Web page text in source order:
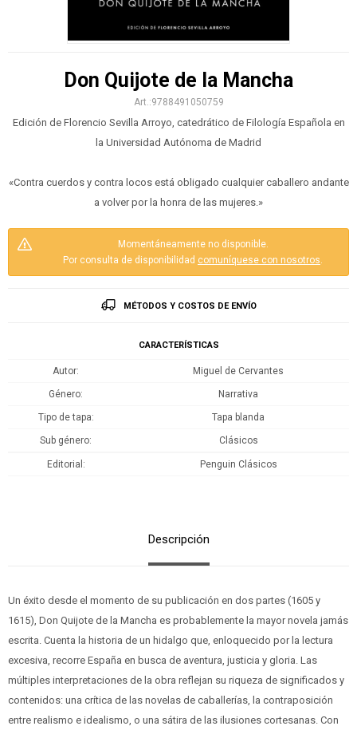
Don Quijote de la Mancha
9788491050759
Edición de Florencio Sevilla Arroyo, catedrático de Filología Española en
la Universidad Autónoma de Madrid
«Contra cuerdos y contra locos está obligado cualquier caballero andante
a volver por la honra de las mujeres.»
Momentáneamente no disponible.
Por consulta de disponibilidad comuníquese con nosotros.
MÉTODOS Y COSTOS DE ENVÍO
CARACTERÍSTICAS
Autor Miguel de Cervantes
Género Narrativa
Tipo de tapa Tapa blanda
Sub género Clásicos
Editorial Penguin Clásicos
Descripción
Un éxito desde el momento de su publicación en dos partes (1605 y
1615), Don Quijote de la Mancha es probablemente la mayor novela jamás
escrita. Cuenta la historia de un hidalgo que, enloquecido por la lectura
excesiva, recorre España en busca de aventura, justicia y gloria. Las
múltiples interpretaciones de la obra reflejan su riqueza de significados y
contenidos: una crítica de las novelas de caballerías, la contraposición
entre realismo e idealismo, o una sátira de las ilusiones cortesanas. Con